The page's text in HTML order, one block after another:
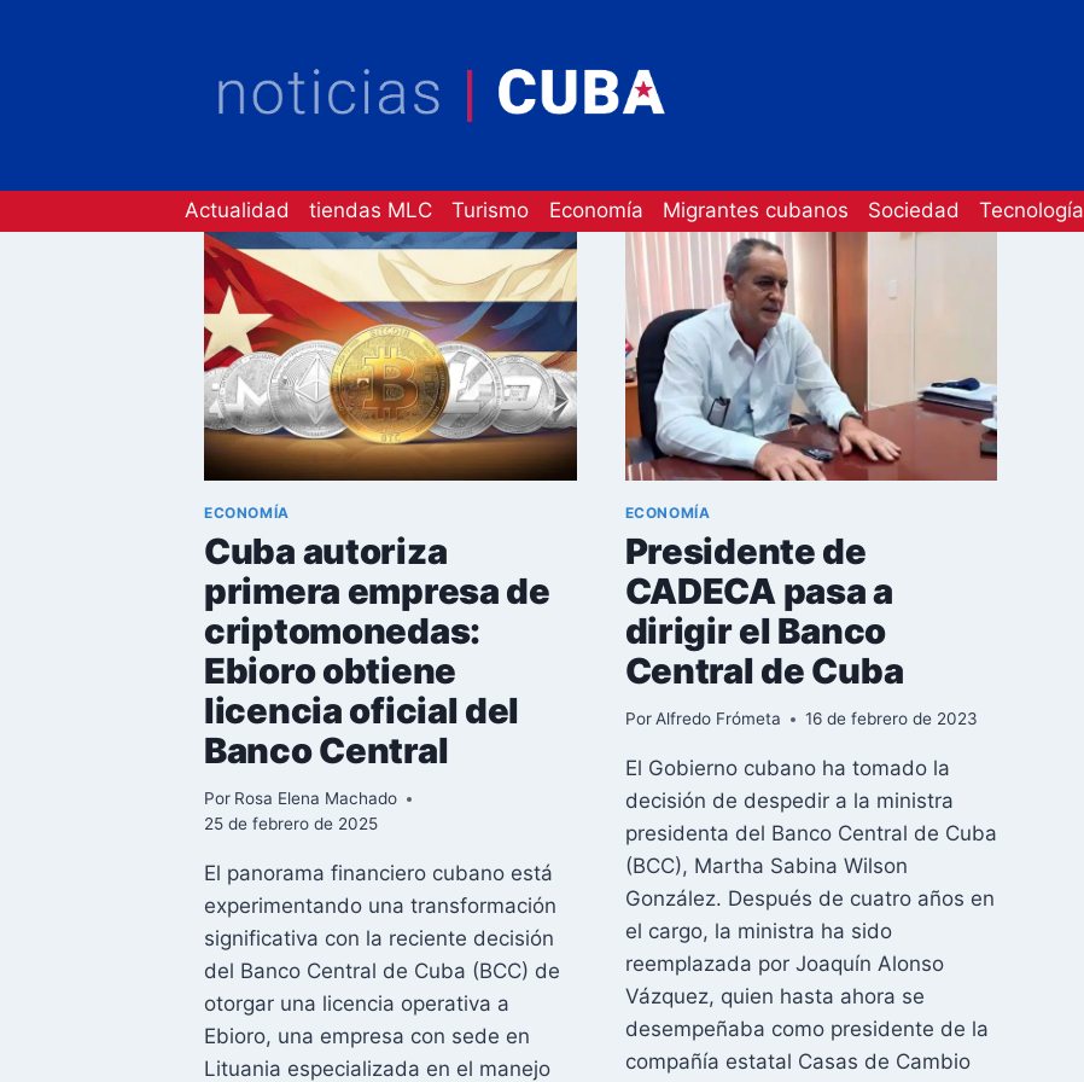
Actualidad tiendas MLC Turismo Economía Migrantes cubanos Sociedad Tecnología
ECONOMÍA
Cuba autoriza
primera empresa de
criptomonedas:
Ebioro obtiene
licencia oficial del
Banco Central
Por Rosa Elena Machado
25 de febrero de 2025
El panorama financiero cubano está
experimentando una transformación
significativa con la reciente decisión
del Banco Central de Cuba (BCC) de
otorgar una licencia operativa a
Ebioro, una empresa con sede en
Lituania especializada en el manejo
ECONOMÍA
Presidente de
CADECA pasa a
dirigir el Banco
Central de Cuba
Por Alfredo Frómeta 16 de febrero de 2023
El Gobierno cubano ha tomado la
decisión de despedir a la ministra
presidenta del Banco Central de Cuba
(BCC), Martha Sabina Wilson
González. Después de cuatro años en
el cargo, la ministra ha sido
reemplazada por Joaquín Alonso
Vázquez, quien hasta ahora se
desempeñaba como presidente de la
compañía estatal Casas de Cambio